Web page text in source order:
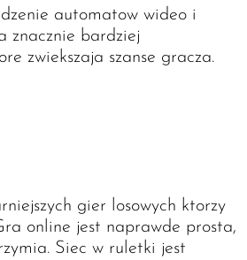
automatow wideo i
znacznie bardziej
zwiekszaja szanse gracza.
gier losowych ktorzy
online jest naprawde prosta,
Siec w ruletki jest